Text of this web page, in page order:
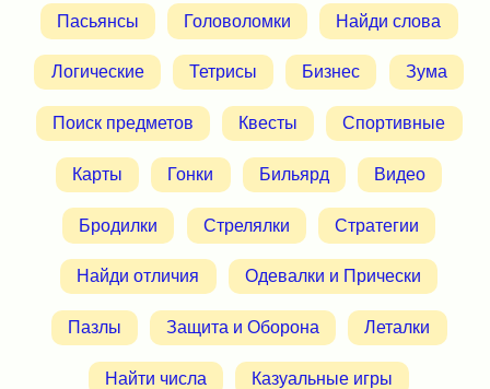
Пасьянсы Головоломки Найди слова
Логические Тетрисы Бизнес Зума
Поиск предметов Квесты Спортивные
Карты Гонки Бильярд Видео
Бродилки Стрелялки Стратегии
Найди отличия Одевалки и Прически
Пазлы Защита и Оборона Леталки
Найти числа Казуальные игры